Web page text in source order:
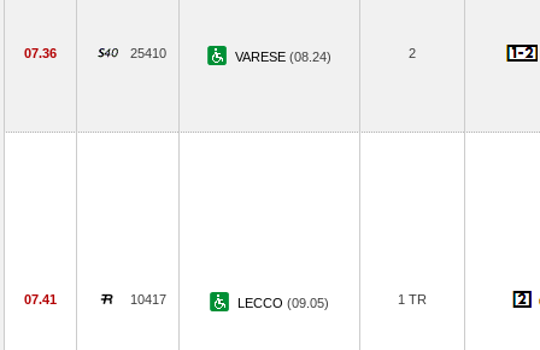
07.36 25410 VARESE (08.24) 2
07.41 10417 LECCO (09.05) 1 TR